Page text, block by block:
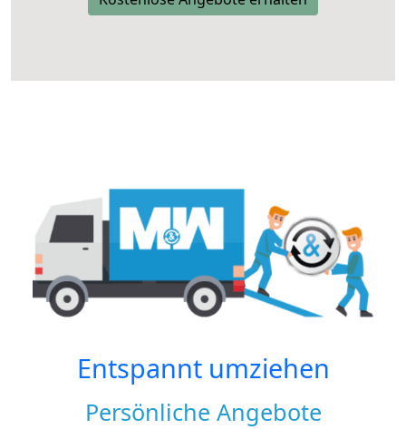
Entspannt umziehen
Persönliche Angebote